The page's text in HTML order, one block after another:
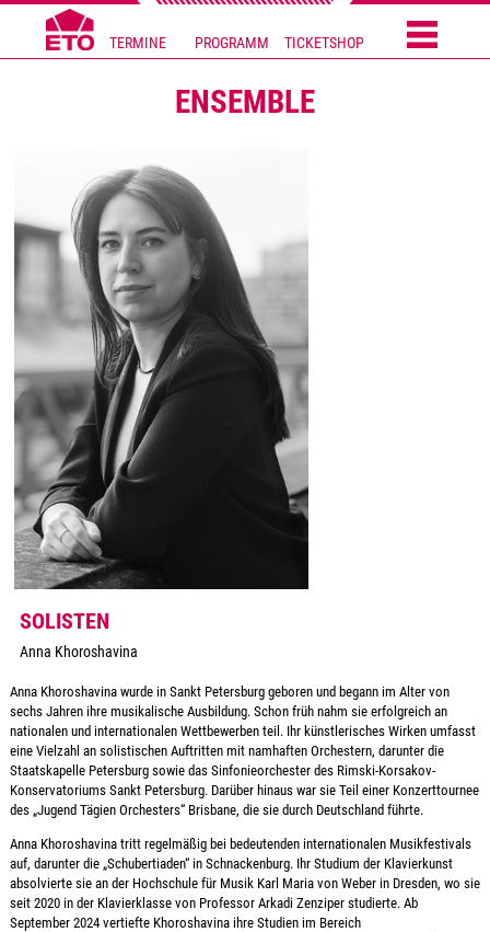
TERMINE PROGRAMM TICKETSHOP
ENSEMBLE
SOLISTEN
Anna Khoroshavina
Anna Khoroshavina wurde in Sankt Petersburg geboren und begann im Alter von
sechs Jahren ihre musikalische Ausbildung. Schon früh nahm sie erfolgreich an
nationalen und internationalen Wettbewerben teil. Ihr künstlerisches Wirken umfasst
eine Vielzahl an solistischen Auftritten mit namhaften Orchestern, darunter die
Staatskapelle Petersburg sowie das Sinfonieorchester des Rimski-Korsakov-
Konservatoriums Sankt Petersburg. Darüber hinaus war sie Teil einer Konzerttournee
des „Jugend Tägien Orchesters“ Brisbane, die sie durch Deutschland führte.
Anna Khoroshavina tritt regelmäßig bei bedeutenden internationalen Musikfestivals
auf, darunter die „Schubertiaden“ in Schnackenburg. Ihr Studium der Klavierkunst
absolvierte sie an der Hochschule für Musik Karl Maria von Weber in Dresden, wo sie
seit 2020 in der Klavierklasse von Professor Arkadi Zenziper studierte. Ab
September 2024 vertiefte Khoroshavina ihre Studien im Bereich